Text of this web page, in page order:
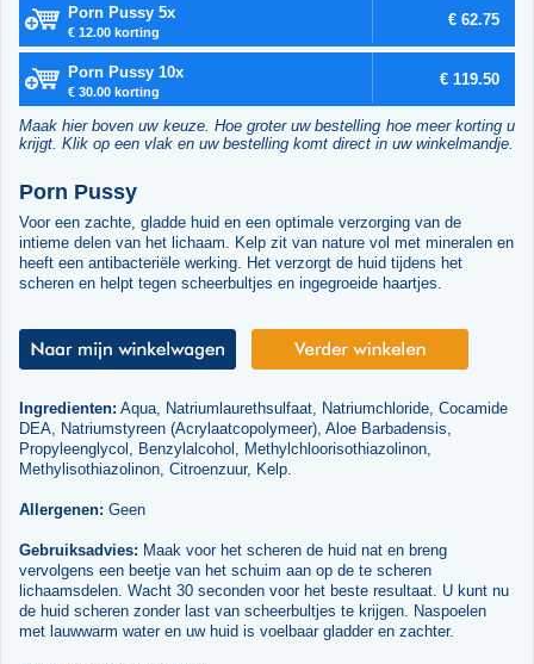
Porn Pussy 5x
€ 12.00 korting
€ 62.75
Porn Pussy 10x
€ 30.00 korting
€ 119.50
Maak hier boven uw keuze. Hoe groter uw bestelling hoe meer korting u
krijgt. Klik op een vlak en uw bestelling komt direct in uw winkelmandje.
Porn Pussy
Voor een zachte, gladde huid en een optimale verzorging van de
intieme delen van het lichaam. Kelp zit van nature vol met mineralen en
heeft een antibacteriële werking. Het verzorgt de huid tijdens het
scheren en helpt tegen scheerbultjes en ingegroeide haartjes.
Ingredienten: Aqua, Natriumlaurethsulfaat, Natriumchloride, Cocamide
DEA, Natriumstyreen (Acrylaatcopolymeer), Aloe Barbadensis,
Propyleenglycol, Benzylalcohol, Methylchloorisothiazolinon,
Methylisothiazolinon, Citroenzuur, Kelp.
Allergenen: Geen
Gebruiksadvies: Maak voor het scheren de huid nat en breng
vervolgens een beetje van het schuim aan op de te scheren
lichaamsdelen. Wacht 30 seconden voor het beste resultaat. U kunt nu
de huid scheren zonder last van scheerbultjes te krijgen. Naspoelen
met lauwwarm water en uw huid is voelbaar gladder en zachter.